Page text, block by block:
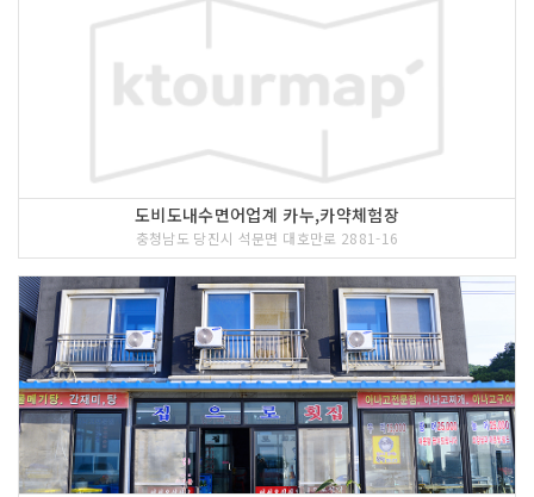
도비도내수면어업계 카누,카약체험장
충청남도 당진시 석문면 대호만로 2881-16